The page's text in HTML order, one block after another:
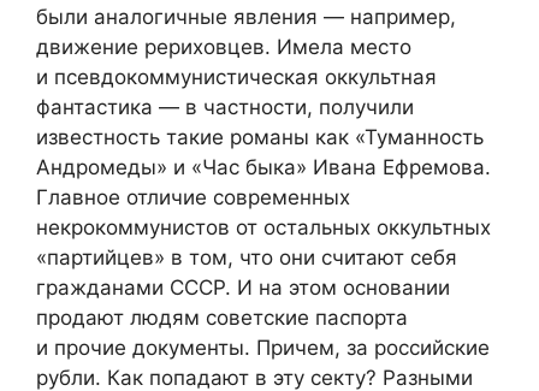
были аналогичные явления — например,
движение рериховцев. Имела место
и псевдокоммунистическая оккультная
фантастика — в частности, получили
известность такие романы как «Туманность
Андромеды» и «Час быка» Ивана Ефремова.
Главное отличие современных
некрокоммунистов от остальных оккультных
«партийцев» в том, что они считают себя
гражданами СССР. И на этом основании
продают людям советские паспорта
и прочие документы. Причем, за российские
рубли. Как попадают в эту секту? Разными